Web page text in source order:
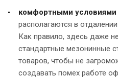
комфортными
располагаются в
Как правило, здесь даже
стандартные мезонинные
товаров, чтобы не
создавать помех работе